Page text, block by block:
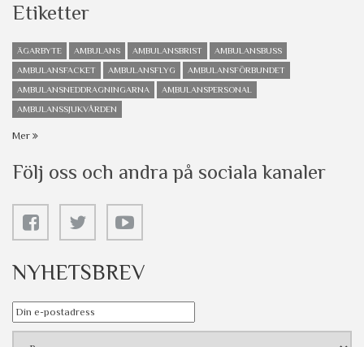
Etiketter
ÄGARBYTE AMBULANS AMBULANSBRIST
AMBULANSBUSS
AMBULANSFACKET
AMBULANSFLYG
AMBULANSFÖRBUNDET
AMBULANSNEDDRAGNINGARNA
AMBULANSPERSONAL
AMBULANSSJUKVÅRDEN
Mer
Följ oss och andra på sociala kanaler
NYHETSBREV